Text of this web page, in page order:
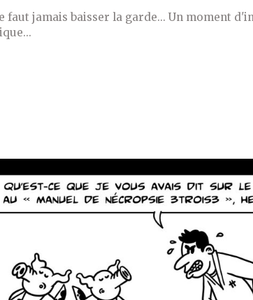
faut jamais baisser la garde... Un moment